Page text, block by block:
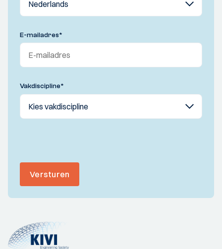
E-mailadres*
Vakdiscipline*
Versturen